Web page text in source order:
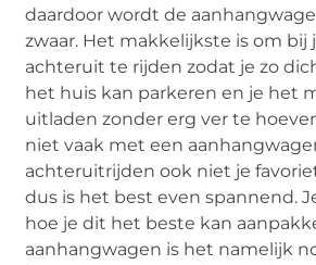
daardoor wordt de
zwaar. Het makkelijkste is om bij
achteruit te rijden zodat je zo
het huis kan parkeren en je het
uitladen zonder erg ver te
niet vaak met een
achteruitrijden ook niet je
dus is het best even spannend.
hoe je dit het beste kan
aanhangwagen is het namelijk